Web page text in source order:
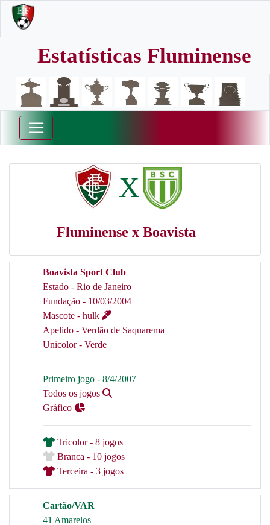
Estatísticas Fluminense
X
Fluminense x Boavista
Boavista Sport Club
Estado - Rio de Janeiro
Fundação - 10/03/2004
Mascote - hulk
Apelido - Verdão de Saquarema
Unicolor - Verde
Primeiro jogo - 8/4/2007
Todos os jogos
Gráfico
Tricolor - 8 jogos
Branca - 10 jogos
Terceira - 3 jogos
Cartão/VAR
41 Amarelos